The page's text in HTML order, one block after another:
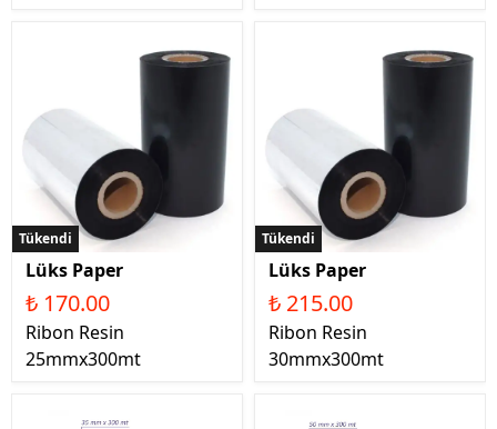
Tükendi
Lüks Paper
₺ 170.00
Ribon Resin
25mmx300mt
Tükendi
Lüks Paper
₺ 215.00
Ribon Resin
30mmx300mt